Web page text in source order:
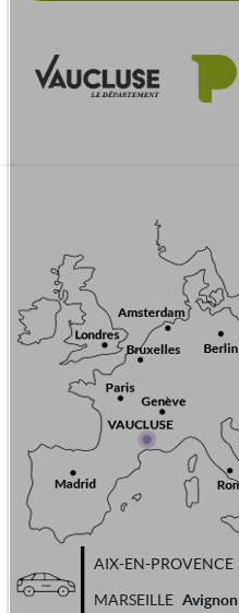
AIX-EN-PROVENCE
MARSEILLE Avignon